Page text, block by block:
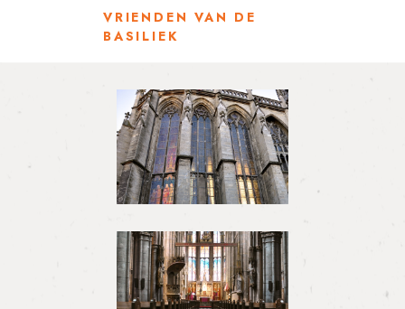
VRIENDEN VAN DE
BASILIEK